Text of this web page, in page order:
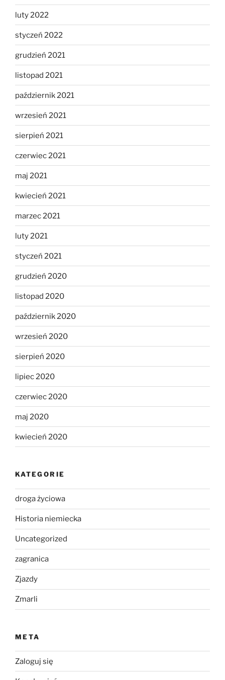
luty 2022
styczeń 2022
grudzień 2021
listopad 2021
październik 2021
wrzesień 2021
sierpień 2021
czerwiec 2021
maj 2021
kwiecień 2021
marzec 2021
luty 2021
styczeń 2021
grudzień 2020
listopad 2020
październik 2020
wrzesień 2020
sierpień 2020
lipiec 2020
czerwiec 2020
maj 2020
kwiecień 2020
KATEGORIE
droga życiowa
Historia niemiecka
Uncategorized
zagranica
Zjazdy
Zmarli
META
Zaloguj się